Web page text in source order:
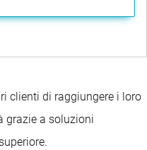
clienti di raggiungere i loro
grazie a soluzioni